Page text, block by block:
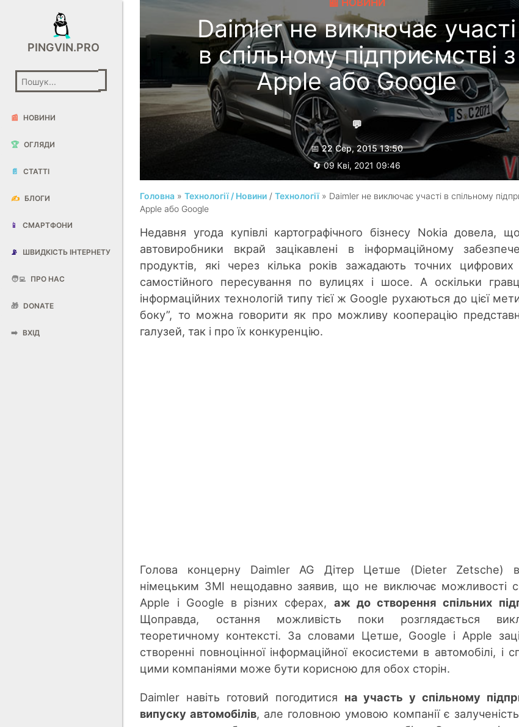
PINGVIN.PRO
📰 НОВИНИ
🏆 ОГЛЯДИ
📄 СТАТТІ
✍️ БЛОГИ
📱 СМАРТФОНИ
📡 ШВИДКІСТЬ ІНТЕРНЕТУ
🧑‍💻 ПРО НАС
🎁 DONATE
➡️ ВХІД
📰 НОВИНИ
Daimler не виключає участі
в спільному підприємстві з
Apple або Google
💬
📅 22 Сер, 2015 13:50
🔄 09 Кві, 2021 09:46
Гребеник Максим
Головна »Технології / Новини /Технології» Daimler не виключає участі в спільному
Apple або Google
Недавня угода купівлі картографічного бізнесу Nokia довела,
автовиробники вкрай зацікавлені в інформаційному
продуктів, які через кілька років зажадають точних
самостійного пересування по вулицях і шосе. А оскільки
інформаційних технологій типу тієї ж Google рухаються до цієї
боку”, то можна говорити як про можливу кооперацію
галузей, так і про їх конкуренцію.
Голова концерну Daimler AG Дітер Цетше (Dieter Zetsche) в
німецьким ЗМІ нещодавно заявив, що не виключає можливості
Apple і Google в різних сферах, аж до створення спільних
Щоправда, остання можливість поки розглядається
теоретичному контексті. За словами Цетше, Google і Apple
створенні повноцінної інформаційної екосистеми в автомобілі, і
цими компаніями може бути корисною для обох сторін.
Daimler навіть готовий погодитися на участь у спільному
випуску автомобілів, але головною умовою компанії є